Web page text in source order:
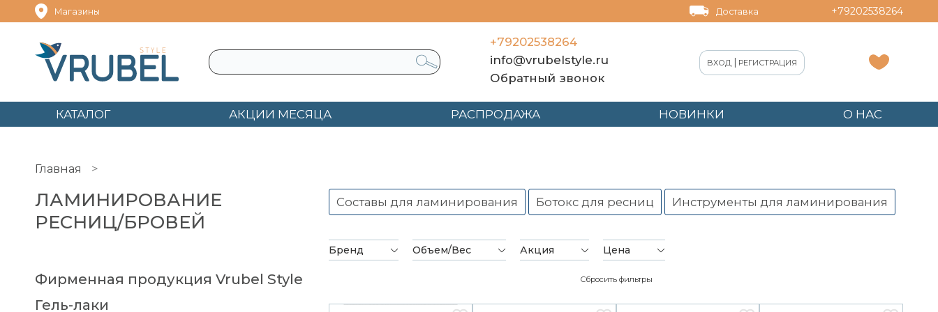
Магазины Доставка +79202538264
+79202538264
info@vrubelstyle.ru
Обратный звонок
ВХОД |РЕГИСТРАЦИЯ
КАТАЛОГ АКЦИИ МЕСЯЦА РАСПРОДАЖА НОВИНКИ О НАС
Главная
ЛАМИНИРОВАНИЕ
РЕСНИЦ/БРОВЕЙ
Фирменная продукция Vrubel Style
Гель-лаки
Гель-лаки
Составы для ламинирования Ботокс для ресниц Инструменты для ламинирования
Бренд Объем/Вес Акция Цена
Сбросить фильтры